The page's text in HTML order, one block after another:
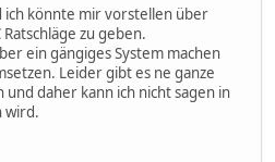
ich könnte mir vorstellen über
zu geben.
ein gängiges System machen
Leider gibt es ne ganze
daher kann ich nicht sagen in
wird.